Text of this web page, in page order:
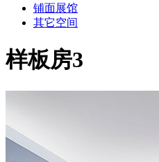
铺面展馆
其它空间
样板房3